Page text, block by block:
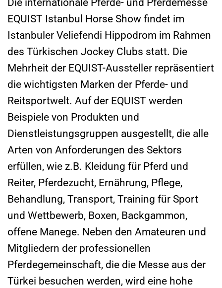
Die internationale Pferde- und Pferdemesse
EQUIST Istanbul Horse Show findet im
Istanbuler Veliefendi Hippodrom im Rahmen
des Türkischen Jockey Clubs statt. Die
Mehrheit der EQUIST-Aussteller repräsentiert
die wichtigsten Marken der Pferde- und
Reitsportwelt. Auf der EQUIST werden
Beispiele von Produkten und
Dienstleistungsgruppen ausgestellt, die alle
Arten von Anforderungen des Sektors
erfüllen, wie z.B. Kleidung für Pferd und
Reiter, Pferdezucht, Ernährung, Pflege,
Behandlung, Transport, Training für Sport
und Wettbewerb, Boxen, Backgammon,
offene Manege. Neben den Amateuren und
Mitgliedern der professionellen
Pferdegemeinschaft, die die Messe aus der
Türkei besuchen werden, wird eine hohe